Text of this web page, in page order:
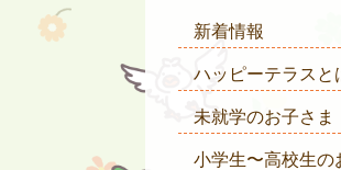
新着情報
ハッピーテラスと
未就学のお子さま
小学生〜高校生の